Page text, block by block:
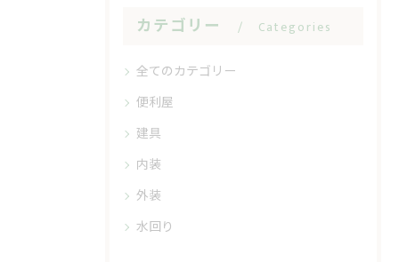
カテゴリー Categories
全てのカテゴリー
便利屋
建具
内装
外装
水回り